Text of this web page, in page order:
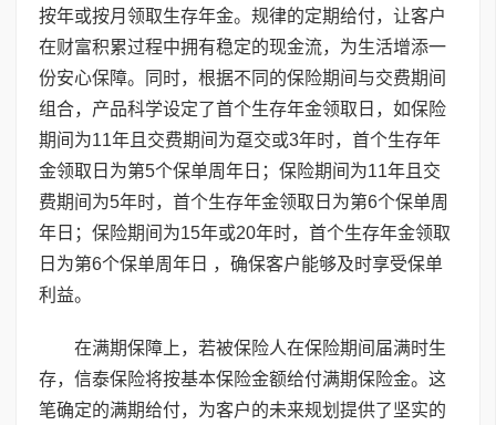
按年或按月领取生存年金。规律的定期给付，让客户
在财富积累过程中拥有稳定的现金流，为生活增添一
份安心保障。同时，根据不同的保险期间与交费期间
组合，产品科学设定了首个生存年金领取日，如保险
期间为11年且交费期间为趸交或3年时，首个生存年
金领取日为第5个保单周年日；保险期间为11年且交
费期间为5年时，首个生存年金领取日为第6个保单周
年日；保险期间为15年或20年时，首个生存年金领取
日为第6个保单周年日 ，确保客户能够及时享受保单
利益。
在满期保障上，若被保险人在保险期间届满时生
存，信泰保险将按基本保险金额给付满期保险金。这
笔确定的满期给付，为客户的未来规划提供了坚实的